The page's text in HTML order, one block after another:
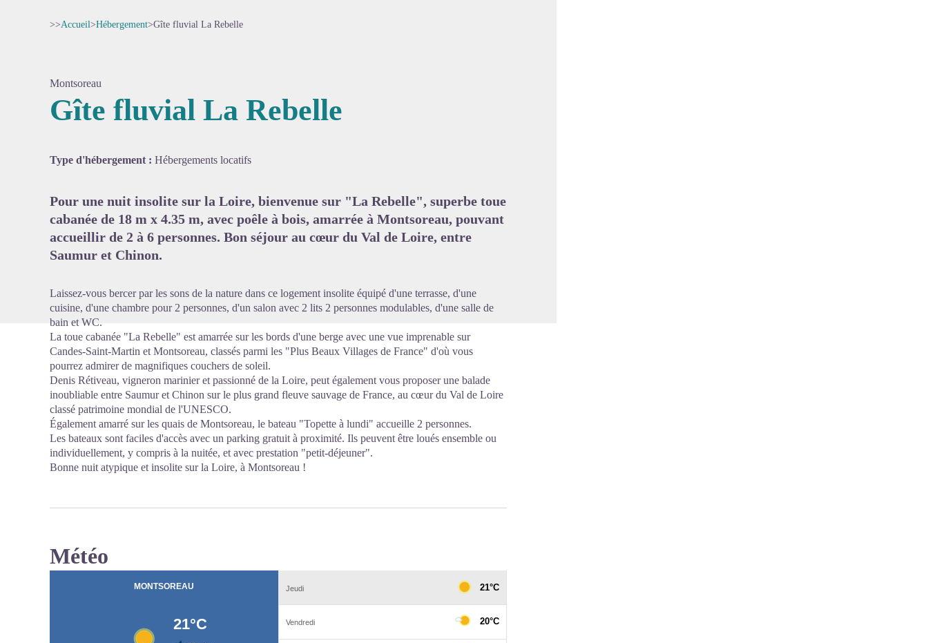
>>Accueil>Hébergement>Gîte fluvial La Rebelle
Montsoreau
Gîte fluvial La Rebelle
Type d'hébergement : Hébergements locatifs
Pour une nuit insolite sur la Loire, bienvenue sur "La Rebelle", superbe toue
cabanée de 18 m x 4.35 m, avec poêle à bois, amarrée à Montsoreau, pouvant
accueillir de 2 à 6 personnes. Bon séjour au cœur du Val de Loire, entre
Saumur et Chinon.
Laissez-vous bercer par les sons de la nature dans ce logement insolite équipé d'une terrasse, d'une
cuisine, d'une chambre pour 2 personnes, d'un salon avec 2 lits 2 personnes modulables, d'une salle de
bain et WC.
La toue cabanée "La Rebelle" est amarrée sur les bords d'une berge avec une vue imprenable sur
Candes-Saint-Martin et Montsoreau, classés parmi les "Plus Beaux Villages de France" d'où vous
pourrez admirer de magnifiques couchers de soleil.
Denis Rétiveau, vigneron marinier et passionné de la Loire, peut également vous proposer une balade
inoubliable entre Saumur et Chinon sur le plus grand fleuve sauvage de France, au cœur du Val de Loire
classé patrimoine mondial de l'UNESCO.
Également amarré sur les quais de Montsoreau, le bateau "Topette à lundi" accueille 2 personnes.
Les bateaux sont faciles d'accès avec un parking gratuit à proximité. Ils peuvent être loués ensemble ou
individuellement, y compris à la nuitée, et avec prestation "petit-déjeuner".
Bonne nuit atypique et insolite sur la Loire, à Montsoreau !
Météo